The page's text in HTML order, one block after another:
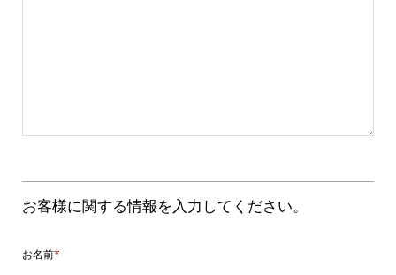
お客様に関する情報を入力してください。
お名前*